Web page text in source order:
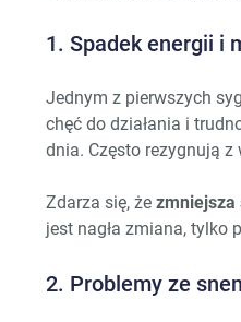
1. Spadek energii i
Jednym z pierwszych
chęć do działania i
dnia. Często rezygnują z
Zdarza się, że zmniejsza
jest nagła zmiana, tylko
2. Problemy ze